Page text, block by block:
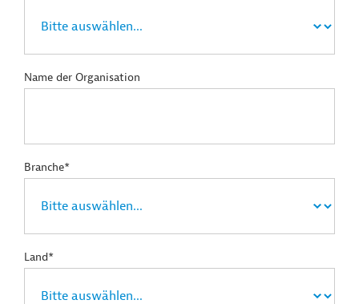
Name der Organisation
Branche*
Land*